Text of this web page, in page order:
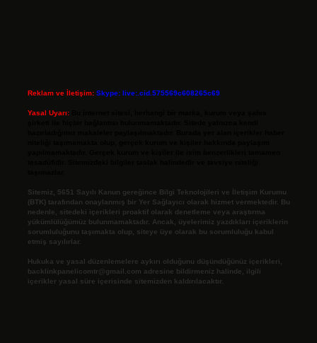
Reklam ve İletişim: Skype: live:.cid.575569c608265c69
Yasal Uyarı:
Sitemiz, 5651 Sayılı Kanun gereğince Bilgi Teknolojileri ve İletişim Kurumu
(BTK) tarafından onaylanmış bir Yer Sağlayıcı olarak hizmet vermektedir. Bu
nedenle, sitedeki içerikleri proaktif olarak denetleme veya araştırma
yükümlülüğümüz bulunmamaktadır. Ancak, üyelerimiz yazdıkları içeriklerin
sorumluluğunu taşımakta olup, siteye üye olarak bu sorumluluğu kabul
etmiş sayılırlar.
Hukuka ve yasal düzenlemelere aykırı olduğunu düşündüğünüz içerikleri,
backlinkpanelicomtr@gmail.com adresine bildirmeniz halinde, ilgili
içerikler yasal süre içerisinde sitemizden kaldırılacaktır.